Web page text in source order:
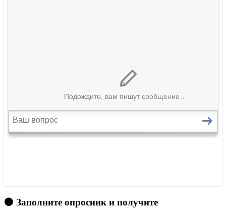
🟠 Заполните опросник и получите